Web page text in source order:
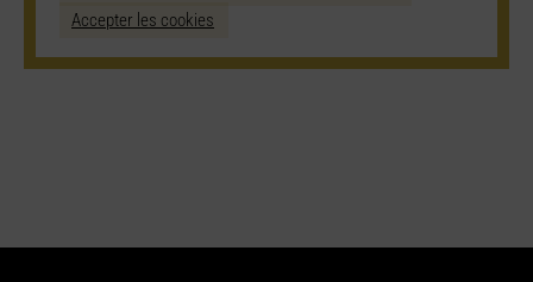
Accepter les cookies